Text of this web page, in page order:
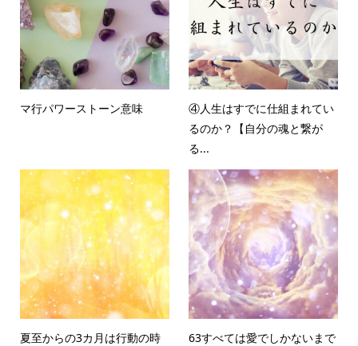
マ行パワーストーン意味
④人生はすでに仕組まれてい
るのか？【自分の魂と繋が
る...
夏至からの3カ月は行動の時
63すべては愛でしかないまで